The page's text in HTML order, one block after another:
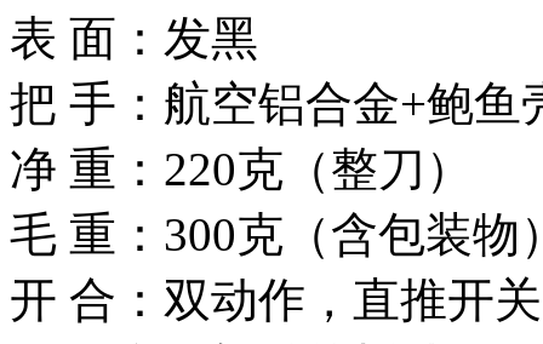
表 面：发黑
把 手：航空铝合金+鲍鱼
净 重：220克（整刀）
毛 重：300克（含包装物
开 合：双动作，直推开